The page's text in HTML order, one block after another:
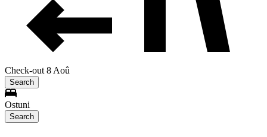
Check-out 8 Aoû
Search
Ostuni
Search